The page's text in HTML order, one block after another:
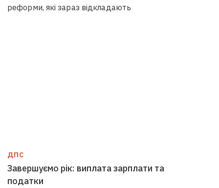
реформи, які зараз відкладають
ДПС
Завершуємо рік: виплата зарплати та
податки